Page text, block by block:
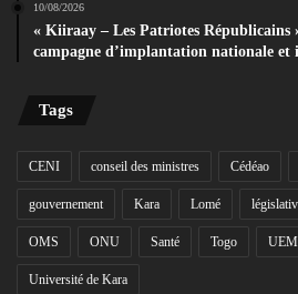
10/08/2026
« Kiiraay – Les Patriotes Républicains
campagne d’implantation nationale et
Tags
CENI conseil des ministres Cédéao
gouvernement Kara Lomé
OMS ONU Santé Togo
Université de Kara